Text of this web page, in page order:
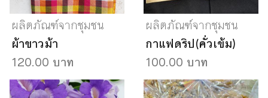
ผลิตภัณฑ์จากชุมชน
ผ้าขาวม้า
120.00 บาท
ผลิตภัณฑ์จากชุมชน
กาแฟดริป(คั่วเข้ม)
100.00 บาท